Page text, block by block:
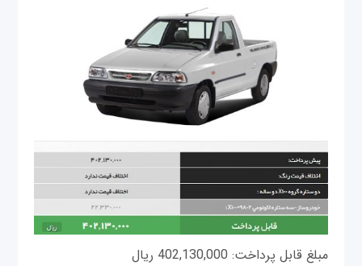
مبلغ قابل پرداخت: 402,130,000 ریال